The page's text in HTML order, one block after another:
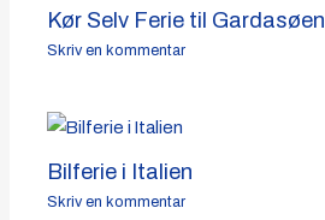
Kør Selv Ferie til Gardasøen
Skriv en kommentar
Bilferie i Italien
Skriv en kommentar